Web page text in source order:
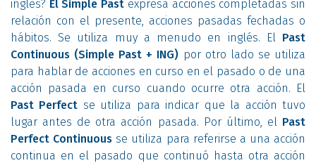
inglés? El Simple Past expresa acciones completadas sin
relación con el presente, acciones pasadas fechadas o
hábitos. Se utiliza muy a menudo en inglés. El Past
Continuous (Simple Past + ING) por otro lado se utiliza
para hablar de acciones en curso en el pasado o de una
acción pasada en curso cuando ocurre otra acción. El
Past Perfect se utiliza para indicar que la acción tuvo
lugar antes de otra acción pasada. Por último, el Past
Perfect Continuous se utiliza para referirse a una acción
continua en el pasado que continuó hasta otra acción